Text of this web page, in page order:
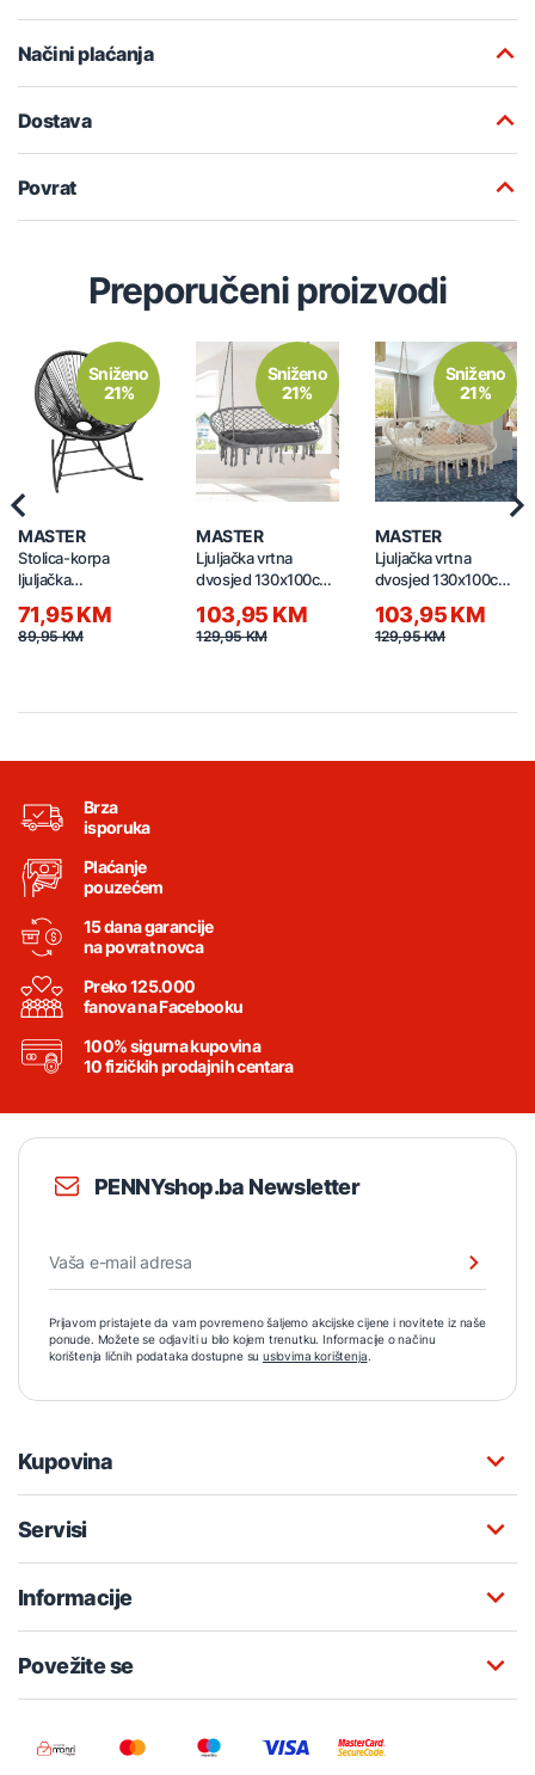
Načini plaćanja
Dostava
Povrat
Preporučeni proizvodi
Sniženo
21%
MASTER
Stolica-korpa
ljuljačka
71,95 KM
89,95 KM
Sniženo
21%
MASTER
Ljuljačka vrtna
dvosjed 130x100cm
103,95 KM
129,95 KM
Sniženo
21%
MASTER
Ljuljačka vrtna
dvosjed 130x100cm
103,95 KM
129,95 KM
Previous
Brza
isporuka
Plaćanje
pouzećem
15 dana garancije
na povrat novca
Preko 125.000
fanova na Facebooku
100% sigurna kupovina
10 fizičkih prodajnih centara
PENNYshop.ba Newsletter
Prijavom pristajete da vam povremeno šaljemo akcijske cijene i novitete iz naše
ponude. Možete se odjaviti u bilo kojem trenutku. Informacije o načinu
korištenja ličnih podataka dostupne su uslovima korištenja.
Kupovina
Servisi
Informacije
Povežite se